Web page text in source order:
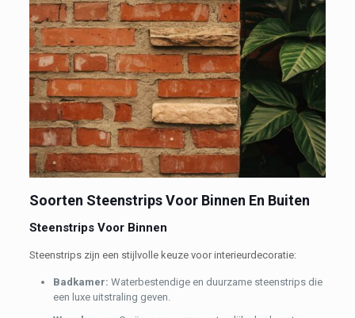
Soorten Steenstrips Voor Binnen En Buiten
Steenstrips Voor Binnen
Steenstrips zijn een stijlvolle keuze voor interieurdecoratie:
Badkamer: Waterbestendige en duurzame steenstrips die
een luxe uitstraling geven.